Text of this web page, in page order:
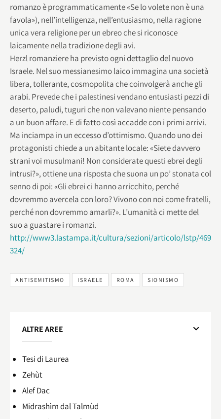
romanzo è programmaticamente «Se lo volete non è una
favola»), nell’intelligenza, nell’entusiasmo, nella ragione
unica vera religione per un ebreo che si riconosce
laicamente nella tradizione degli avi.
Herzl romanziere ha previsto ogni dettaglio del nuovo
Israele. Nel suo messianesimo laico immagina una società
libera, tollerante, cosmopolita che coinvolgerà anche gli
arabi. Prevede che i palestinesi vendano entusiasti pezzi di
deserto, paludi, tuguri che non valevano niente pensando
a un buon affare. E di fatto così accadde con i primi arrivi.
Ma inciampa in un eccesso d’ottimismo. Quando uno dei
protagonisti chiede a un abitante locale: «Siete davvero
strani voi musulmani! Non considerate questi ebrei degli
intrusi?», ottiene una risposta che suona un po’ stonata col
senno di poi: «Gli ebrei ci hanno arricchito, perché
dovremmo avercela con loro? Vivono con noi come fratelli,
perché non dovremmo amarli?». L’umanità ci mette del
suo a guastare i romanzi.
http://www3.lastampa.it/cultura/sezioni/articolo/lstp/469
324/
ANTISEMITISMO ISRAELE ROMA SIONISMO
ALTRE AREE
Tesi di Laurea
Zehùt
Alef Dac
Midrashìm dal Talmùd